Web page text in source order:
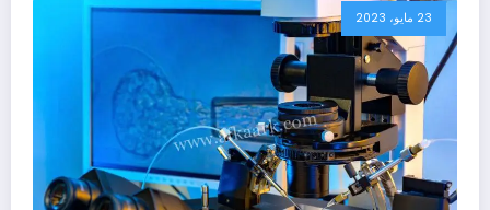
23 مايو، 2023